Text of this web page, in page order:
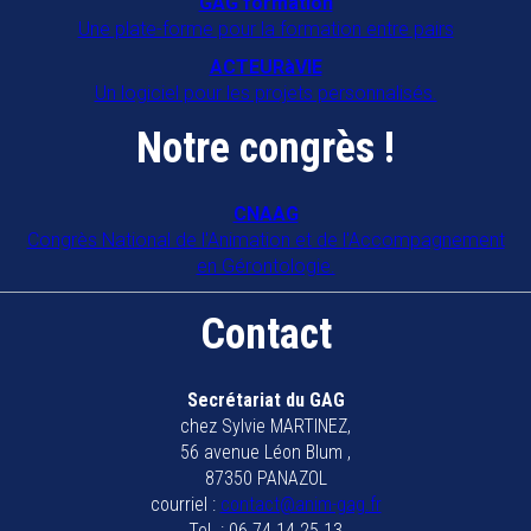
63000 Clermont-Ferrand
roomLocaliser|descriptionLire la fiche
Animateurs GIR 7
RENNES
Localiser
Animation sociale en mouvement
room Localiser|descriptionLire la fiche
SAINT FLOUR
roomLocaliser
Association APAIS
VERNANTES
roomLocaliser
Une plate-forme pour la formation entre pairs
ACTEURàVIE
Un logiciel pour les projets personnalisés.
Notre congrès !
CNAAG
Congrès National de l'Animation et de l'Accompagnement
en Gérontologie.
Contact
Secrétariat du GAG
chez Sylvie MARTINEZ,
56 avenue Léon Blum ,
87350 PANAZOL
courriel : contact@anim-gag.fr